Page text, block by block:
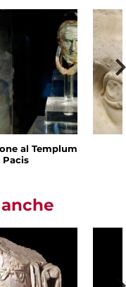
al Templum
Pacis